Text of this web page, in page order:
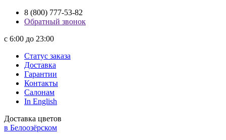
8 (800) 777-53-82
Обратный звонок
с 6:00 до 23:00
Статус заказа
Доставка
Гарантии
Контакты
Салонам
In English
Доставка цветов
в Белоозёрском